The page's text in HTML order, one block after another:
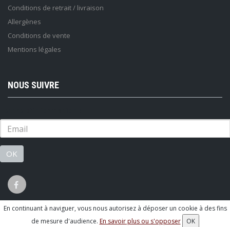
Conditions de retrait / livraison
Allergènes
Conditions de vente
Mentions légales
NOUS SUIVRE
OK
© 2026 - Logiciel
SaasFood - Logiciel de gestion de commande sur
En continuant à naviguer, vous nous autorisez à déposer un cookie à des fins
de mesure d'audience. En savoir plus ou s'opposer OK